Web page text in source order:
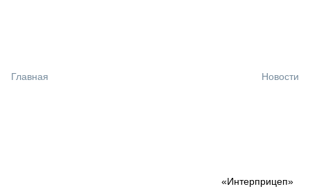
Главная Новости
«Интерприцеп»